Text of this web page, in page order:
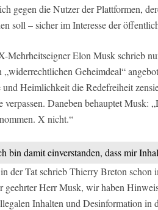
gegen die Nutzer der Plattformen,
soll – sicher im Interesse der
Mehrheitseigner Elon Musk schrieb
„widerrechtlichen Geheimdeal“
Heimlichkeit die Redefreiheit
verpassen. Daneben behauptet Musk:
X nicht.“
bin damit einverstanden, dass mir
der Tat schrieb Thierry Breton schon
geehrter Herr Musk, wir haben
Inhalten und Desinformation